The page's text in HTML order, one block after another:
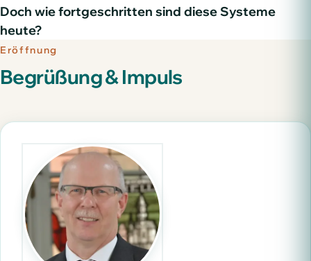
Doch wie fortgeschritten sind diese Systeme
heute?
Eröffnung
Begrüßung & Impuls